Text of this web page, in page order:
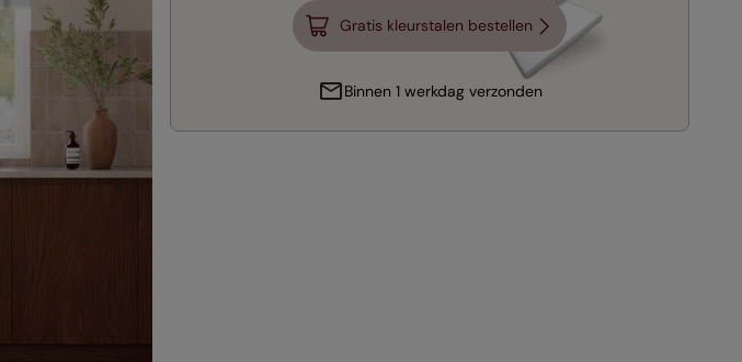
Gratis kleurstalen bestellen
Binnen 1 werkdag verzonden